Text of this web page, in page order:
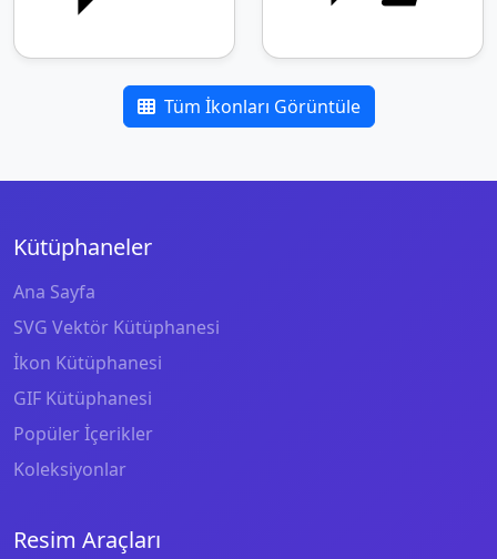
Tüm İkonları Görüntüle
Kütüphaneler
Ana Sayfa
SVG Vektör Kütüphanesi
İkon Kütüphanesi
GIF Kütüphanesi
Popüler İçerikler
Koleksiyonlar
Resim Araçları